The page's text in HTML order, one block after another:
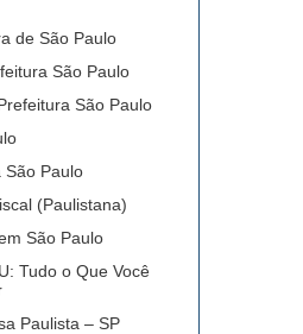
de São Paulo
São Paulo
São Paulo
São Paulo
(Paulistana)
São Paulo
Tudo o Que Você
Paulista – SP